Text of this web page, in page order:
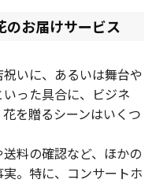
のお届けサービス
いに、あるいは舞台や
った具合に、ビジネ
を贈るシーンはいくつ
料の確認など、ほかの
。特に、コンサートホ